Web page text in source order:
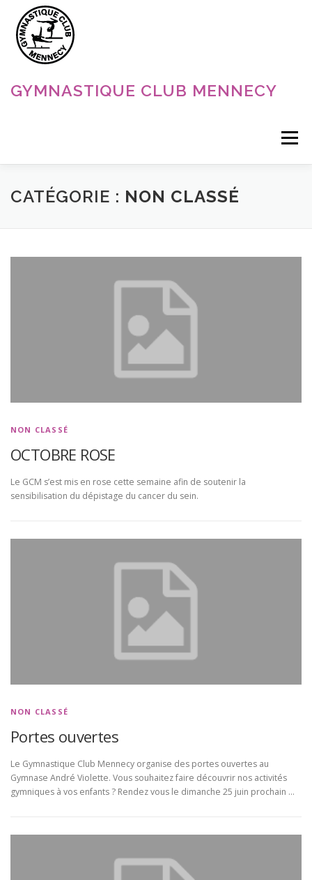
contenu
GYMNASTIQUE CLUB MENNECY
Menu
ACCUEIL NOS DISCIPLINES NOS ACTUALITÉS
CATÉGORIE : NON CLASSÉ
NON CLASSÉ
OCTOBRE ROSE
Le GCM s’est mis en rose cette semaine afin de soutenir la
sensibilisation du dépistage du cancer du sein.
NON CLASSÉ
Portes ouvertes
Le Gymnastique Club Mennecy organise des portes ouvertes au
Gymnase André Violette. Vous souhaitez faire découvrir nos activités
gymniques à vos enfants ? Rendez vous le dimanche 25 juin prochain …